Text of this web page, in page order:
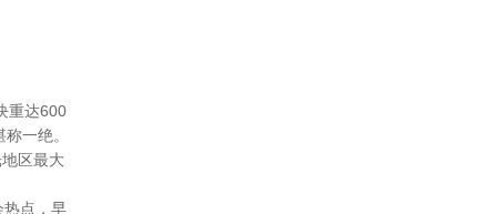
重达600
一绝。
区最大
热点，早